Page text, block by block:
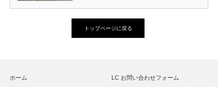
トップページに戻る
ホーム
LC お問い合わせフォーム